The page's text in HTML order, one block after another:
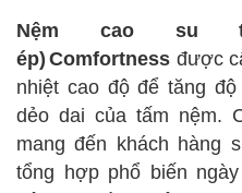
Nệm cao su
ép) Comfortness được
nhiệt cao độ để tăng
dẻo dai của tấm nệm.
mang đến khách hàng
tổng hợp phổ biến